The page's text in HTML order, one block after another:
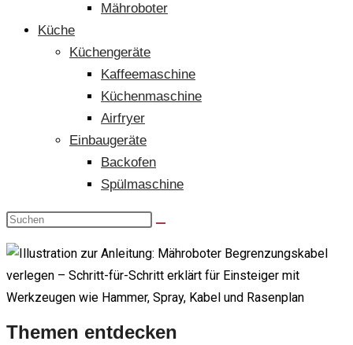
Mähroboter
Küche
Küchengeräte
Kaffeemaschine
Küchenmaschine
Airfryer
Einbaugeräte
Backofen
Spülmaschine
Themen entdecken